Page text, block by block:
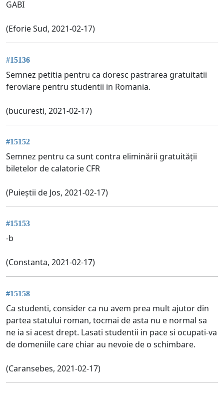
GABI
(Eforie Sud, 2021-02-17)
#15136
Semnez petitia pentru ca doresc pastrarea gratuitatii
feroviare pentru studentii in Romania.
(bucuresti, 2021-02-17)
#15152
Semnez pentru ca sunt contra eliminării gratuității
biletelor de calatorie CFR
(Puieștii de Jos, 2021-02-17)
#15153
-b
(Constanta, 2021-02-17)
#15158
Ca studenti, consider ca nu avem prea mult ajutor din
partea statului roman, tocmai de asta nu e normal sa
ne ia si acest drept. Lasati studentii in pace si ocupati-va
de domeniile care chiar au nevoie de o schimbare.
(Caransebes, 2021-02-17)